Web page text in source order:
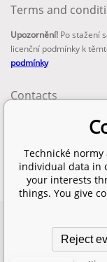
Terms and
Upozornění! Po stažení
licenční podmínky k
podmínky
Contacts
info@technickenormy.cz
Telefon:
+420 377 387 684
SITEMAP
Technické
individual data in
your interests
things. You give
Reject